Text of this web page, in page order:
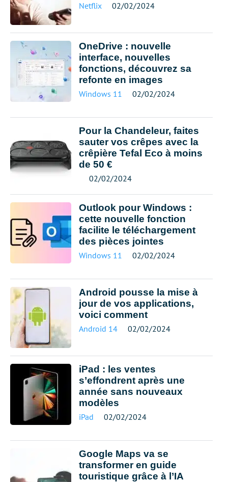
Netflix 02/02/2024
OneDrive : nouvelle
interface, nouvelles
fonctions, découvrez sa
refonte en images
Windows 11 02/02/2024
Pour la Chandeleur, faites
sauter vos crêpes avec la
crêpière Tefal Eco à moins
de 50 €
02/02/2024
Outlook pour Windows :
cette nouvelle fonction
facilite le téléchargement
des pièces jointes
Windows 11 02/02/2024
Android pousse la mise à
jour de vos applications,
voici comment
Android 14 02/02/2024
iPad : les ventes
s’effondrent après une
année sans nouveaux
modèles
iPad 02/02/2024
Google Maps va se
transformer en guide
touristique grâce à l’IA